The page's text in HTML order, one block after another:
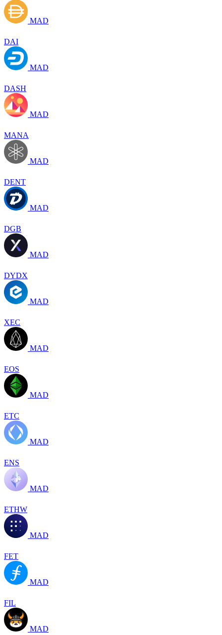
MAD
DAI
MAD
DASH
MAD
MANA
MAD
DENT
MAD
DGB
MAD
DYDX
MAD
XEC
MAD
EOS
MAD
ETC
MAD
ENS
MAD
ETHW
MAD
FET
MAD
FIL
MAD